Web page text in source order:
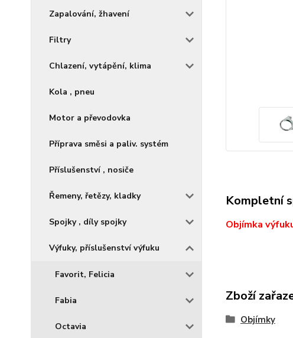
Zapalování, žhavení
Filtry
Chlazení, vytápění, klima
Kola , pneu
Motor a převodovka
Příprava směsi a paliv. systém
Příslušenství , nosiče
Řemeny, řetězy, kladky
Spojky , díly spojky
Výfuky, příslušenství výfuku
Favorit, Felicia
Fabia
Octavia
Kompletní
Objímka
Zboží
Objímky